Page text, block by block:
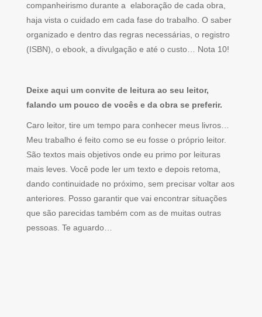
companheirismo durante a elaboração de cada obra,
haja vista o cuidado em cada fase do trabalho. O saber
organizado e dentro das regras necessárias, o registro
(ISBN), o ebook, a divulgação e até o custo… Nota 10!
Deixe aqui um convite de leitura ao seu leitor,
falando um pouco de vocês e da obra se preferir.
Caro leitor, tire um tempo para conhecer meus livros…
Meu trabalho é feito como se eu fosse o próprio leitor.
São textos mais objetivos onde eu primo por leituras
mais leves. Você pode ler um texto e depois retoma,
dando continuidade no próximo, sem precisar voltar aos
anteriores. Posso garantir que vai encontrar situações
que são parecidas também com as de muitas outras
pessoas. Te aguardo…